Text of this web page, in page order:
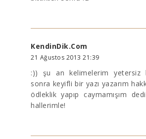
KendinDik.Com
21 Ağustos 2013 21:39
:)) şu an kelimelerim yetersiz
sonra keyifli bir yazı yazarım
ödleklik yapıp caymamışım
hallerimle!